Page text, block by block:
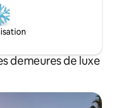
demeures de luxe